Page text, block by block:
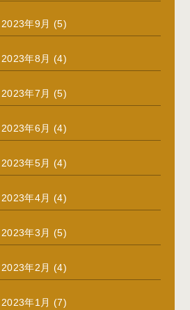
2023年9月 (5)
2023年8月 (4)
2023年7月 (5)
2023年6月 (4)
2023年5月 (4)
2023年4月 (4)
2023年3月 (5)
2023年2月 (4)
2023年1月 (7)